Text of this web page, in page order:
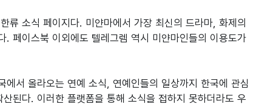
소식 페이지다. 미얀마에서 가장 최신의 드라마, 화제의
페이스북 이외에도 텔레그렘 역시 미얀마인들의 이용도가
서 올라오는 연예 소식, 연예인들의 일상까지 한국에 관심
된다. 이러한 플랫폼을 통해 소식을 접하지 못하더라도 우